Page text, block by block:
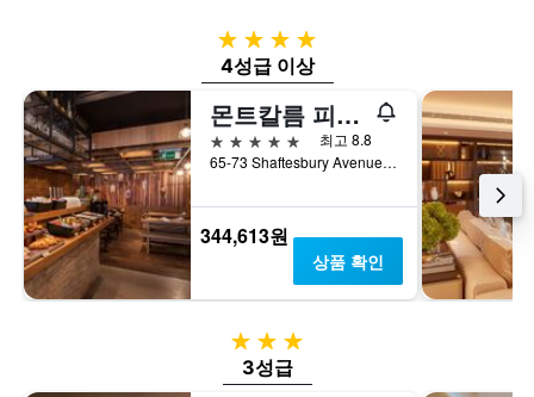
다.
4성급
4성급 이상
몬트칼름 피카딜리 타운하우스, 런던 웨스트 엔드
5성급
최고 8.8
65-73 Shaftesbury Avenue, 런던, 영국
344,613원
상품 확인
3성급
3성급